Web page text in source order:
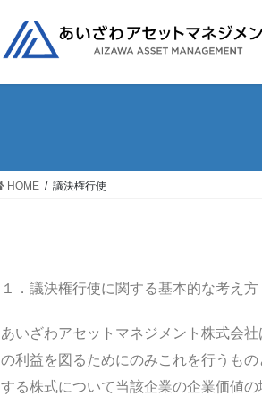
HOME 議決権行使
１．議決権行使に関する基本的な考え方
あいざわアセットマネジメント株式会
の利益を図るためにのみこれを行うも
する株式について当該企業の企業価値